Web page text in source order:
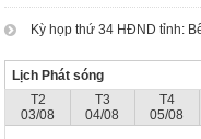
Kỳ họp thứ 34 HĐND tỉnh:
Lịch Phát sóng
T2
03/08
T3
04/08
T4
05/08